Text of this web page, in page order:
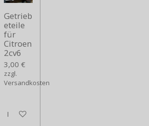
Getrieb
eteile
für
Citroen
2cv6
3,00 €
zzgl.
Versandkosten
In den Warenkorb